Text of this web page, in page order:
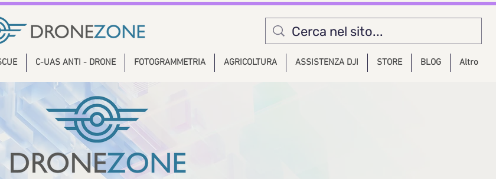
C-UAS ANTI - DRONE FOTOGRAMMETRIA AGRICOLTURA ASSISTENZA DJI STORE BLOG Altro